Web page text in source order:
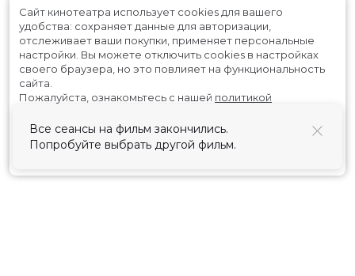
Все сеансы на фильм закончились.
Попробуйте выбрать другой фильм.
Сайт кинотеатра использует cookies для вашего
удобства: сохраняет данные для авторизации,
отслеживает ваши покупки, применяет персональные
настройки. Вы можете отключить cookies в настройках
своего браузера, но это повлияет на функциональность
сайта.
Пожалуйста, ознакомьтесь с нашей политикой
Принять